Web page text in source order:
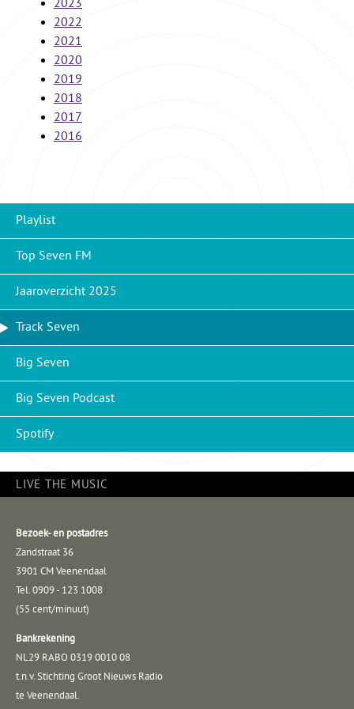
2023
2022
2021
2020
2019
2018
2017
2016
Playlist
Top Seven FM
Jaaroverzicht 2025
Track Seven
Big Seven
Big Seven Podcast
Spotify
LIVE THE MUSIC
Bezoek- en postadres
Zandstraat 36
3901 CM Veenendaal
Tel. 0909 - 123 1008
(55 cent/minuut)
Bankrekening
NL29 RABO 0319 0010 08
t.n.v. Stichting Groot Nieuws Radio
te Veenendaal.